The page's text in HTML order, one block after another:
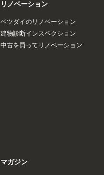
リノベーション
ベツダイのリノベーション
建物診断インスペクション
中古を買ってリノベーション
マガジン